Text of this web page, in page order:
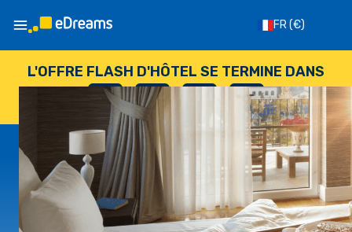
FR(€)
L'OFFRE FLASH D'HÔTEL SE TERMINE DANS
--
JOURS
: --
HEURES
: --
SECONDES